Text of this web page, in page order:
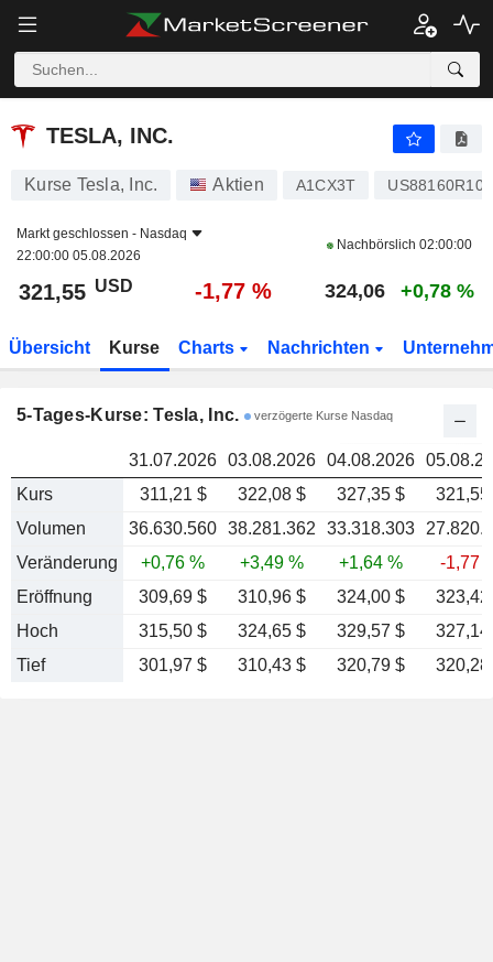
TESLA, INC. 321,55
TESLA, INC.
Kurse Tesla, Inc. Aktien A1CX3T
Markt geschlossen - Nasdaq
22:00:00 05.08.2026
Nachbörslich 02:00:00
321,55 USD -1,77 % 324,06 +0,78 %
Übersicht Kurse Charts Nachrichten
5-Tages-Kurse: Tesla, Inc. verzögerte Kurse Nasdaq
31.07.2026 03.08.2026 04.08.2026
Kurs
311,21 $ 322,08 $ 327,35 $
321,55
Volumen
36.630.560 38.281.362 33.318.303
Veränderung
+0,76 % +3,49 % +1,64 %
-1,77
Eröffnung
309,69 $ 310,96 $ 324,00 $
323,42
Hoch
315,50 $ 324,65 $ 329,57 $
327,14
Tief
301,97 $ 310,43 $ 320,79 $ 320,28